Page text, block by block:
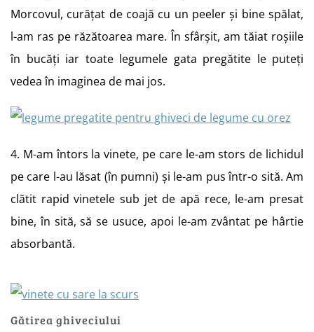
Morcovul, curățat de coajă cu un peeler și bine spălat,
l-am ras pe răzătoarea mare. În sfârșit, am tăiat roșiile
în bucăți iar toate legumele gata pregătite le puteți
vedea în imaginea de mai jos.
4. M-am întors la vinete, pe care le-am stors de lichidul
pe care l-au lăsat (în pumni) și le-am pus într-o sită. Am
clătit rapid vinetele sub jet de apă rece, le-am presat
bine, în sită, să se usuce, apoi le-am zvântat pe hârtie
absorbantă.
Gătirea ghiveciului